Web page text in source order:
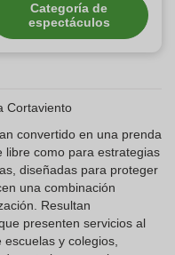
Categoría de
espectáculos
Cortaviento
convertido en una prenda
libre como para estrategias
diseñadas para proteger
una combinación
Resultan
presenten servicios al
y colegios,